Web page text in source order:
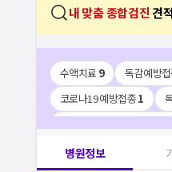
내 맞춤 종합검진 견
수액치료 9 독감예방
코로나19 예방접종1
병원정보